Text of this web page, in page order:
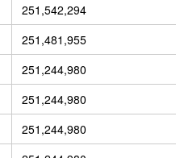
251,542,294
251,481,955
251,244,980
251,244,980
251,244,980